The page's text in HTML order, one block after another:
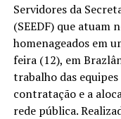
Servidores da
(SEEDF) que atuam
homenageados em
feira (12), em
trabalho das
contratação e a
rede pública.